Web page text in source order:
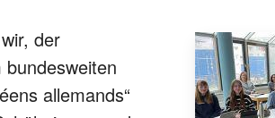
der
allemands“